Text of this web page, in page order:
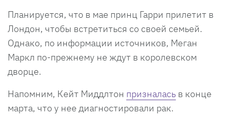
Планируется, что в мае принц Гарри прилетит в
Лондон, чтобы встретиться со своей семьей.
Однако, по информации источников, Меган
Маркл по-прежнему не ждут в королевском
дворце.
Напомним, Кейт Миддлтон призналась в конце
марта, что у нее диагностировали рак.